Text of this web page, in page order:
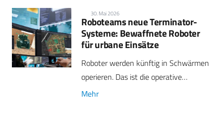
30. Mai 2026
Roboteams neue Terminator-
Systeme: Bewaffnete Roboter
für urbane Einsätze
Roboter werden künftig in Schwärmen
operieren. Das ist die operative…
Mehr